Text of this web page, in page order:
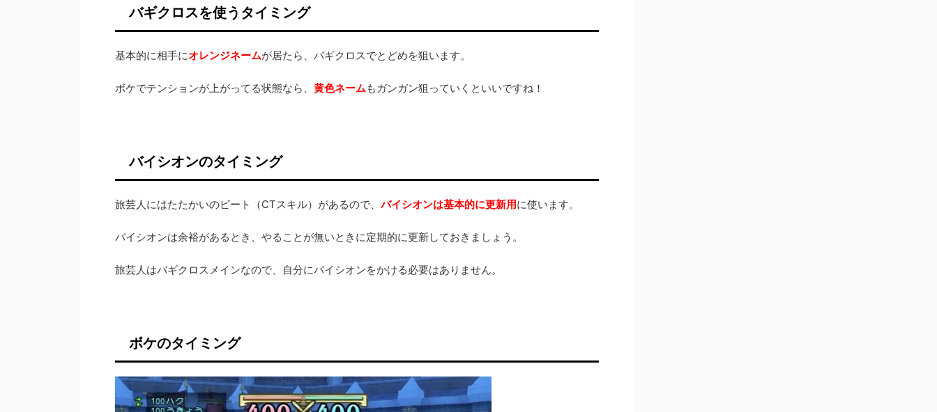
バギクロスを使うタイミング
基本的に相手にオレンジネームが居たら、バギクロスでとどめを狙います。
ボケでテンションが上がってる状態なら、 黄色ネーム もガンガン狙っていくといいですね！
バイシオンのタイミング
旅芸人にはたたかいのビート（CTスキル）があるので、バイシオンは基本的に更新用に使います。
バイシオンは余裕があるとき、やることが無いときに定期的に更新しておきましょう。
旅芸人はバギクロスメインなので、自分にバイシオンをかける必要はありません。
ボケのタイミング